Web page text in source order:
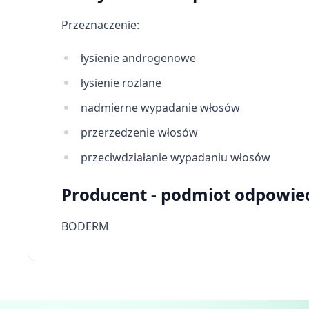
Przeznaczenie:
łysienie androgenowe
łysienie rozlane
nadmierne wypadanie włosów
przerzedzenie włosów
przeciwdziałanie wypadaniu włosów
Producent - podmiot
BODERM
Tworzenie profili w celu personalizacji treści
Wykorzystywanie profili w celu doboru spersonalizowanych
Pomiar efektywności reklam
Pomiar efektywności treści
Rozumienie odbiorców dzięki statystyce lub kombinacji
Funkcje specjalne IAB:
Użycie dokładnych danych geolokalizacyjnych